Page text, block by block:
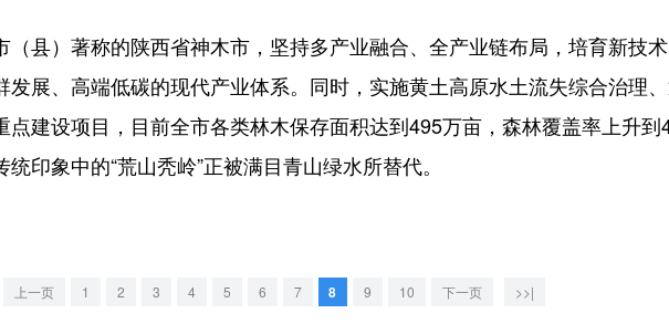
县）著称的陕西省神木市，坚持多产业融合、全产业链布局，培育新技
展、高端低碳的现代产业体系。同时，实施黄土高原水土流失综合治理、
建设项目，目前全市各类林木保存面积达到495万亩，森林覆盖率上升到
印象中的“荒山秃岭”正被满目青山绿水所替代。
上一页 1 2 3 4 5 6 7 8 9 10 下一页 >>|